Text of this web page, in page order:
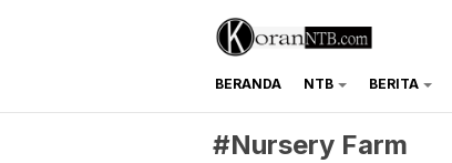
koranntb.com
BERANDA NTB BERITA
#Nursery Farm